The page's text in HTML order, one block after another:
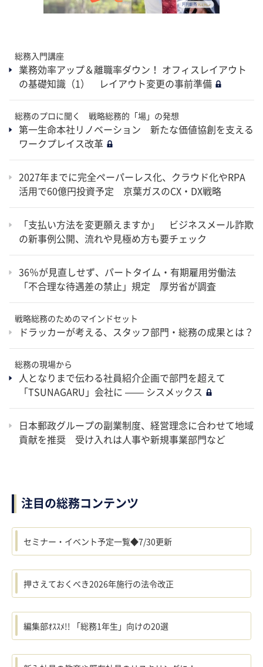
総務入門講座
業務効率アップ＆離職率ダウン！ オフィスレイアウト
の基礎知識（1） レイアウト変更の事前準備
総務のプロに聞く 戦略総務的「場」の発想
第一生命本社リノベーション 新たな価値協創を支える
ワークプレイス改革
2027年までに完全ペーパーレス化、クラウド化やRPA
活用で60億円投資予定 京葉ガスのCX・DX戦略
「支払い方法を変更願えますか」 ビジネスメール詐欺
の新事例公開、流れや見極め方も要チェック
36％が見直しせず、パートタイム・有期雇用労働法
「不合理な待遇差の禁止」規定 厚労省が調査
戦略総務のためのマインドセット
ドラッカーが考える、スタッフ部門・総務の成果とは？
総務の現場から
人となりまで伝わる社員紹介企画で部門を超えて
「TSUNAGARU」会社に —— シスメックス
日本郵政グループの副業制度、経営理念に合わせて地域
貢献を推奨 受け入れは人事や新規事業部門など
注目の総務コンテンツ
セミナー・イベント予定一覧◆7/30更新
押さえておくべき2026年施行の法令改正
編集部ｵｽｽﾒ!! 「総務1年生」向けの20選